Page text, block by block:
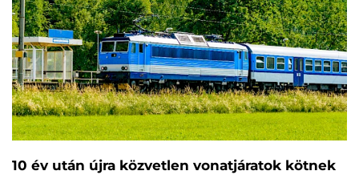
10 év után újra közvetlen vonatjáratok kötnek